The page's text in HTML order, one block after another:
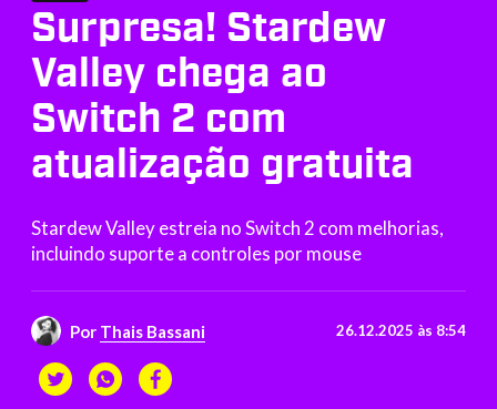
Surpresa! Stardew
Valley chega ao
Switch 2 com
atualização gratuita
Stardew Valley estreia no Switch 2 com melhorias,
incluindo suporte a controles por mouse
Por Thais Bassani 26.12.2025 às 8:54